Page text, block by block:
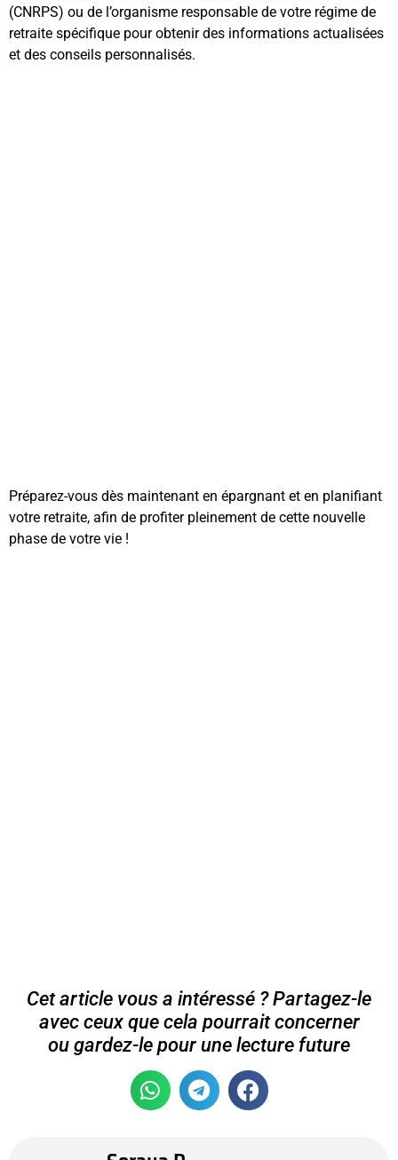
(CNRPS) ou de l’organisme responsable de votre régime de
retraite spécifique pour obtenir des informations actualisées
et des conseils personnalisés.
Préparez-vous dès maintenant en épargnant et en planifiant
votre retraite, afin de profiter pleinement de cette nouvelle
phase de votre vie !
Cet article vous a intéressé ? Partagez-le
avec ceux que cela pourrait concerner
ou gardez-le pour une lecture future